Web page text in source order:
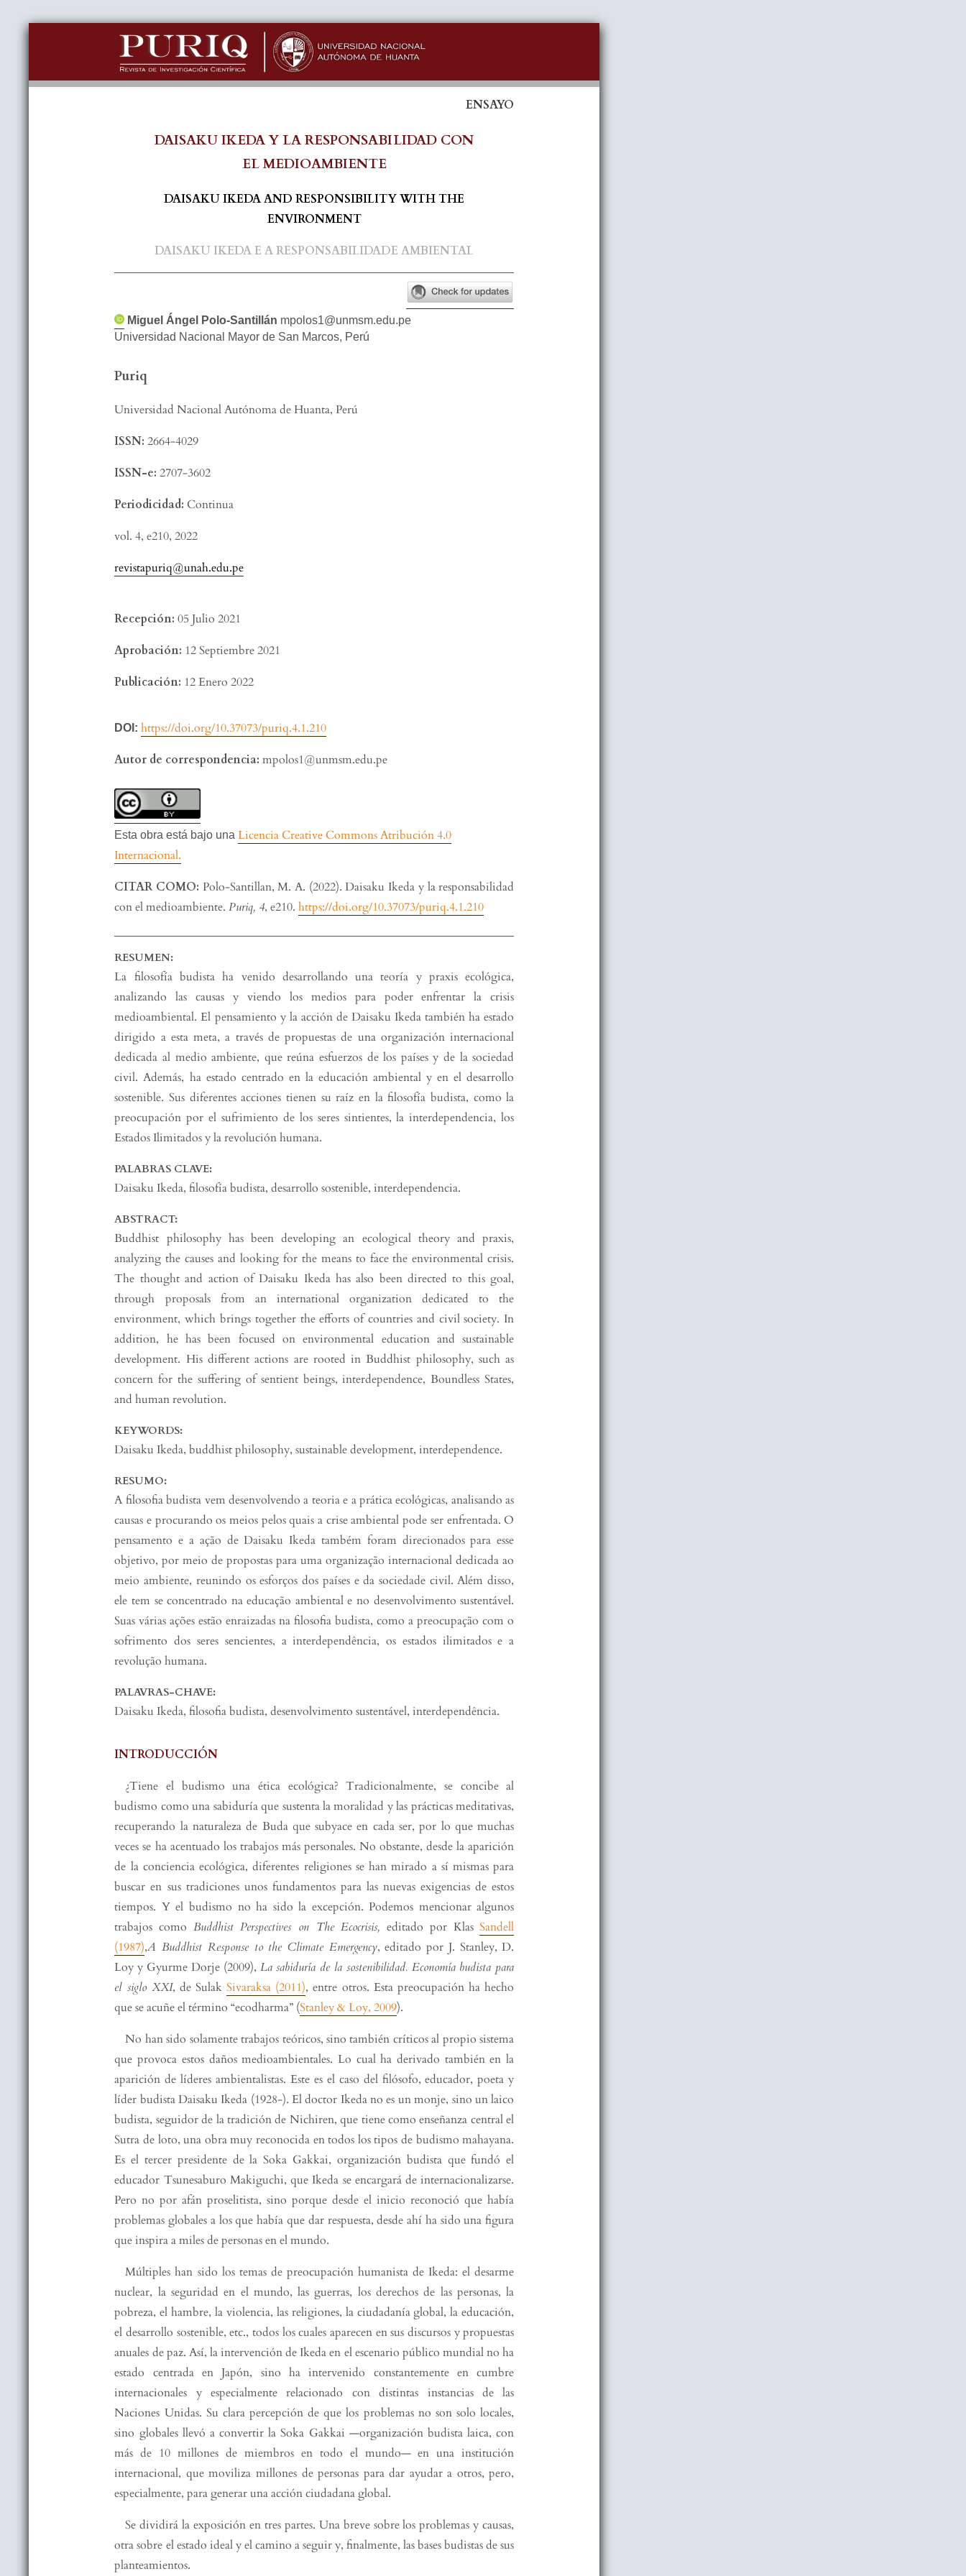
ENSAYO
DAISAKU IKEDA Y LA RESPONSABILIDAD CON
EL MEDIOAMBIENTE
DAISAKU IKEDA AND RESPONSIBILITY WITH THE
ENVIRONMENT
DAISAKU IKEDA E A RESPONSABILIDADE AMBIENTAL
Miguel Ángel Polo-Santillán mpolos1@unmsm.edu.pe
Universidad Nacional Mayor de San Marcos, Perú
Puriq
Universidad Nacional Autónoma de Huanta, Perú
ISSN:2664-4029
ISSN-e:2707-3602
Periodicidad:Continua
vol. 4,e210,2022
revistapuriq@unah.edu.pe
Recepción:05 Julio 2021
Aprobación: 12 Septiembre 2021
Publicación: 12 Enero 2022
DOI:https://doi.org/10.37073/puriq.4.1.210
Autor de correspondencia:mpolos1@unmsm.edu.pe
Esta obra está bajo unaLicencia Creative Commons Atribución 4.0
Internacional.
CITAR COMO: Polo-Santillan, M. A. (2022). Daisaku Ikeda y la responsabilidad
con el medioambiente.Puriq, 4, e210.https://doi.org/10.37073/puriq.4.1.210
RESUMEN:
La filosofía budista ha venido desarrollando una teoría y praxis ecológica,
analizando las causas y viendo los medios para poder enfrentar la crisis
medioambiental. El pensamiento y la acción de Daisaku Ikeda también ha estado
dirigido a esta meta, a través de propuestas de una organización internacional
dedicada al medio ambiente, que reúna esfuerzos de los países y de la sociedad
civil. Además, ha estado centrado en la educación ambiental y en el desarrollo
sostenible. Sus diferentes acciones tienen su raíz en la filosofía budista, como la
preocupación por el sufrimiento de los seres sintientes, la interdependencia, los
Estados Ilimitados y la revolución humana.
PALABRAS CLAVE:
Daisaku Ikeda, filosofía budista, desarrollo sostenible, interdependencia.
ABSTRACT:
Buddhist philosophy has been developing an ecological theory and praxis,
analyzing the causes and looking for the means to face the environmental crisis.
The thought and action of Daisaku Ikeda has also been directed to this goal,
through proposals from an international organization dedicated to the
environment, which brings together the efforts of countries and civil society. In
addition, he has been focused on environmental education and sustainable
development. His different actions are rooted in Buddhist philosophy, such as
concern for the suffering of sentient beings, interdependence, Boundless States,
and human revolution.
KEYWORDS:
Daisaku Ikeda, buddhist philosophy, sustainable development, interdependence.
RESUMO:
A filosofia budista vem desenvolvendo a teoria e a prática ecológicas, analisando as
causas e procurando os meios pelos quais a crise ambiental pode ser enfrentada. O
pensamento e a ação de Daisaku Ikeda também foram direcionados para esse
objetivo, por meio de propostas para uma organização internacional dedicada ao
meio ambiente, reunindo os esforços dos países e da sociedade civil. Além disso,
ele tem se concentrado na educação ambiental e no desenvolvimento sustentável.
Suas várias ações estão enraizadas na filosofia budista, como a preocupação com o
sofrimento dos seres sencientes, a interdependência, os estados ilimitados e a
revolução humana.
PALAVRAS-CHAVE:
Daisaku Ikeda, filosofia budista, desenvolvimento sustentável, interdependência.
INTRODUCCIÓN
¿Tiene el budismo una ética ecológica? Tradicionalmente, se concibe al
budismo como una sabiduría que sustenta la moralidad y las prácticas meditativas,
recuperando la naturaleza de Buda que subyace en cada ser, por lo que muchas
veces se ha acentuado los trabajos más personales. No obstante, desde la aparición
de la conciencia ecológica, diferentes religiones se han mirado a sí mismas para
buscar en sus tradiciones unos fundamentos para las nuevas exigencias de estos
tiempos. Y el budismo no ha sido la excepción. Podemos mencionar algunos
trabajos como Buddhist Perspectives on The Ecocrisis,editado por KlasSandell
(1987),A Buddhist Response to the Climate Emergency, editado por J. Stanley, D.
Loy y Gyurme Dorje (2009), La sabiduría de la sostenibilidad. Economía budista para
el siglo XXI, de SulakSivaraksa (2011), entre otros. Esta preocupación ha hecho
que se acuñe el término “ecodharma” (Stanley & Loy, 2009).
No han sido solamente trabajos teóricos, sino también críticos al propio sistema
que provoca estos daños medioambientales. Lo cual ha derivado también en la
aparición de líderes ambientalistas. Este es el caso del filósofo, educador, poeta y
líder budista Daisaku Ikeda (1928-). El doctor Ikeda no es un monje, sino un laico
budista, seguidor de la tradición de Nichiren, que tiene como enseñanza central el
Sutra de loto, una obra muy reconocida en todos los tipos de budismo mahayana.
Es el tercer presidente de la Soka Gakkai, organización budista que fundó el
educador Tsunesaburo Makiguchi, que Ikeda se encargará de internacionalizarse.
Pero no por afán proselitista, sino porque desde el inicio reconoció que había
problemas globales a los que había que dar respuesta, desde ahí ha sido una figura
que inspira a miles de personas en el mundo.
Múltiples han sido los temas de preocupación humanista de Ikeda: el desarme
nuclear, la seguridad en el mundo, las guerras, los derechos de las personas, la
pobreza, el hambre, la violencia, las religiones, la ciudadanía global, la educación,
el desarrollo sostenible, etc., todos los cuales aparecen en sus discursos y propuestas
anuales de paz. Así, la intervención de Ikeda en el escenario público mundial no ha
estado centrada en Japón, sino ha intervenido constantemente en cumbre
internacionales y especialmente relacionado con distintas instancias de las
Naciones Unidas. Su clara percepción de que los problemas no son solo locales,
sino globales llevó a convertir la Soka Gakkai —organización budista laica, con
más de 10 millones de miembros en todo el mundo— en una institución
internacional, que moviliza millones de personas para dar ayudar a otros, pero,
especialmente, para generar una acción ciudadana global.
Se dividirá la exposición en tres partes. Una breve sobre los problemas y causas,
otra sobre el estado ideal y el camino a seguir y, finalmente, las bases budistas de sus
planteamientos.